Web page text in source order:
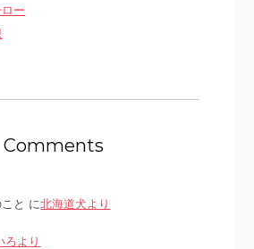
ー
Comments
と に北海道犬より
ろより